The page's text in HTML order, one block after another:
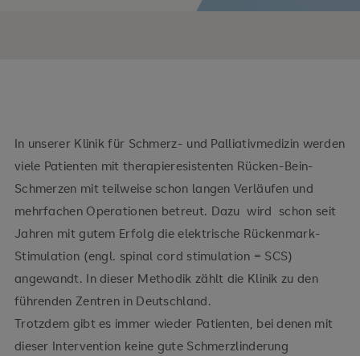
In unserer Klinik für Schmerz- und Palliativmedizin werden
viele Patienten mit therapieresistenten Rücken-Bein-
Schmerzen mit teilweise schon langen Verläufen und
mehrfachen Operationen betreut. Dazu wird schon seit
Jahren mit gutem Erfolg die elektrische Rückenmark-
Stimulation (engl. spinal cord stimulation = SCS)
angewandt. In dieser Methodik zählt die Klinik zu den
führenden Zentren in Deutschland.
Trotzdem gibt es immer wieder Patienten, bei denen mit
dieser Intervention keine gute Schmerzlinderung